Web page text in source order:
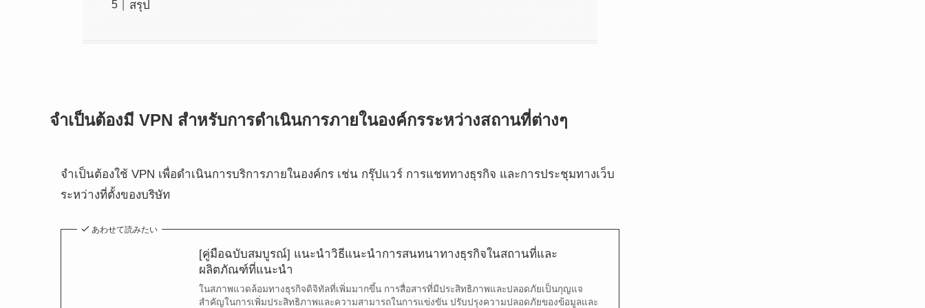
สรุป
จำเป็นต้องมี VPN สำหรับการดำเนินการภายในองค์กรระหว่างสถานที่ต่างๆ
จำเป็นต้องใช้ VPN เพื่อดำเนินการบริการภายในองค์กร เช่น กรุ๊ปแวร์ การแชททางธุรกิจ และการประชุมทางเว็บ
ระหว่างที่ตั้งของบริษัท
あわせて読みたい
[คู่มือฉบับสมบูรณ์] แนะนำวิธีแนะนำการสนทนาทางธุรกิจในสถานที่และ
ผลิตภัณฑ์ที่แนะนำ
ในสภาพแวดล้อมทางธุรกิจดิจิทัลที่เพิ่มมากขึ้น การสื่อสารที่มีประสิทธิภาพและปลอดภัยเป็นกุญแจ
สำคัญในการเพิ่มประสิทธิภาพและความสามารถในการแข่งขัน ปรับปรุงความปลอดภัยของข้อมูลและ